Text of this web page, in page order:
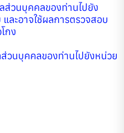
ส่วนบุคคลของท่านไปยัง
ละอาจใช้ผลการตรวจสอบ
กง
ส่วนบุคคลของท่านไปยังหน่วย